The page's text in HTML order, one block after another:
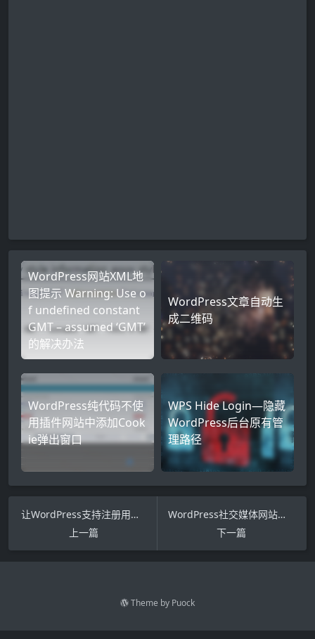
WordPress网站XML地
图提示 Warning: Use o
f undefined constant
GMT – assumed ‘GMT’
的解决办法
WordPress文章自动生
成二维码
WordPress纯代码不使
用插件网站中添加Cook
ie弹出窗口
WPS Hide Login—隐藏
WordPress后台原有管
理路径
让WordPress支持注册用户上传自定义头像功能
上一篇
WordPress社交媒体网站连接同步插件：Social Medias Connect
下一篇
Theme by Puock